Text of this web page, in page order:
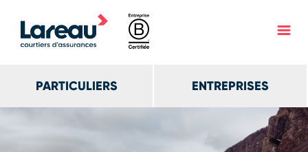
PARTICULIERS ENTREPRISES